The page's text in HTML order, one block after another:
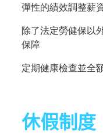
彈性的績效調整薪
除了法定勞健保以
保障
定期健康檢查並全
休假制度